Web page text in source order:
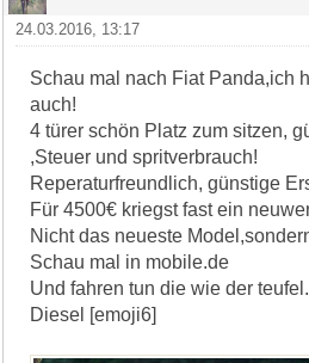
24.03.2016, 13:17
Schau mal nach Fiat Panda,ich
auch!
4 türer schön Platz zum sitzen,
,Steuer und spritverbrauch!
Reperaturfreundlich, günstige
Für 4500€ kriegst fast ein
Nicht das neueste
Schau mal in mobile.de
Und fahren tun die wie der
Diesel [emoji6]